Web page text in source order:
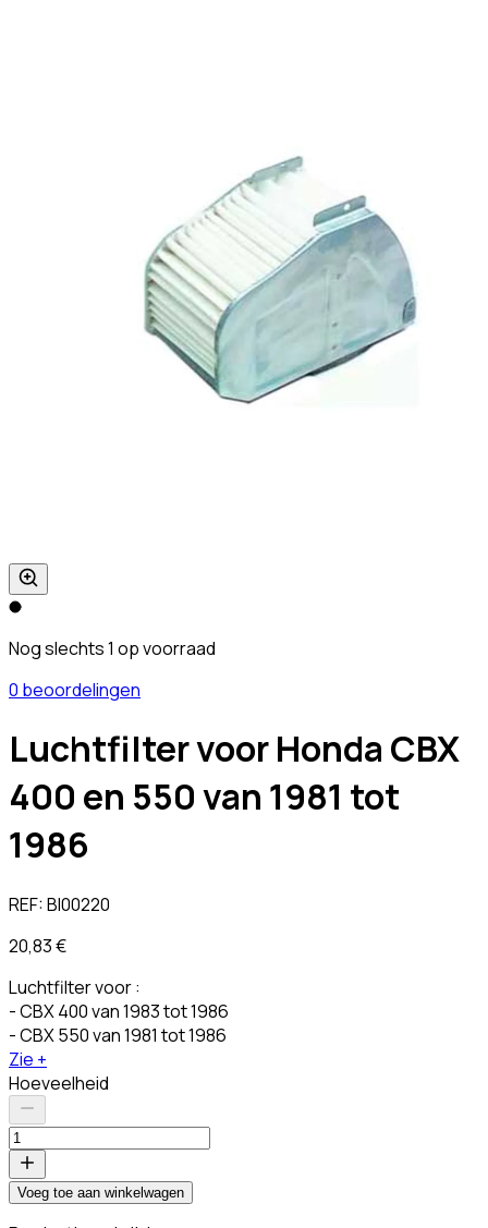
Nog slechts 1 op voorraad
0 beoordelingen
Luchtfilter voor Honda CBX
400 en 550 van 1981 tot
1986
REF:BI00220
20,83 €
Luchtfilter voor :
- CBX 400 van 1983 tot 1986
- CBX 550 van 1981 tot 1986
Zie +
Hoeveelheid
Voeg toe aan winkelwagen